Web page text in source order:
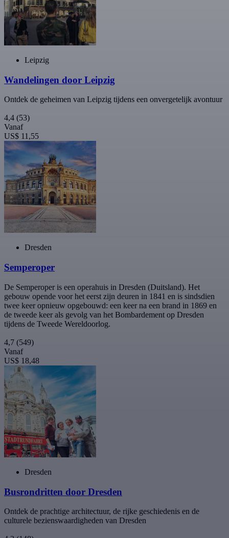
Leipzig
Wandelingen door Leipzig
Ontdek de geheimen van Leipzig tijdens een onvergetelijk avontuur
4,4 (53)
Vanaf
US$ 11,55
Dresden
Semperoper
De Semperoper is een operahuis in Dresden (Duitsland). Het
gebouw opende voor het eerst zijn deuren in 1841 en is sindsdien
twee keer opnieuw opgebouwd: een keer na een brand in 1869 en
de tweede keer als gevolg van het Bombardement op Dresden
tijdens de Tweede Wereldoorlog.
4,7 (549)
Vanaf
US$ 18,48
Dresden
Busrondritten door Dresden
Ontdek de prachtige architectuur, de rijke geschiedenis en de
culturele bezienswaardigheden van Dresden